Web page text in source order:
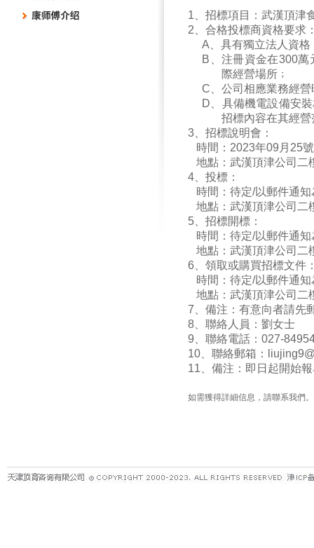
1 、招標項目：武漢頂
2 、合格投標商資格要求
A 、具有獨立法人資
B 、注冊資金在300萬
際經營場所﹔
C 、公司相應業務經
D 、具備機電設備安
招標內容在其經營
3 、招標說明會：
時間： 2023年09 月 25號
地點：武漢頂津公司二
4 、投標：
時間：待定/以郵件通知
地點：武漢頂津公司二
5 、招標開標：
時間：待定/以郵件通知
地點：武漢頂津公司二
6 、領取或購買招標文件
時間：待定/以郵件通知
地點：武漢頂津公司二
7 、備注：有意向者請
8 、聯絡人員：劉女士
9 、聯絡電話： 027-
10 、聯絡郵箱：
11 、備注：即日起開始
如需獲得詳細信息，請聯系我們。